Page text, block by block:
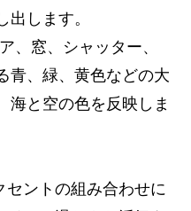
します。
、窓、シャッター、
青、緑、黄色などの大
海と空の色を反映しま
ントの組み合わせに